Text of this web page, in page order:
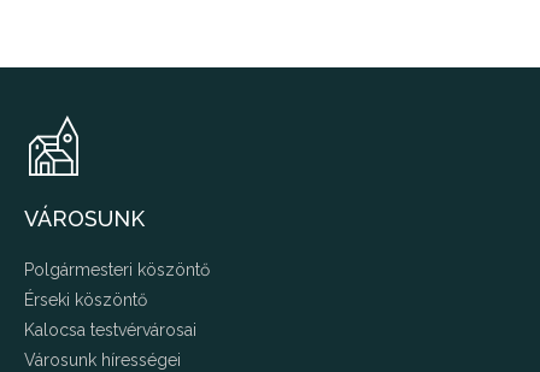
VÁROSUNK
Polgármesteri köszöntő
Érseki köszöntő
Kalocsa testvérvárosai
Városunk hírességei